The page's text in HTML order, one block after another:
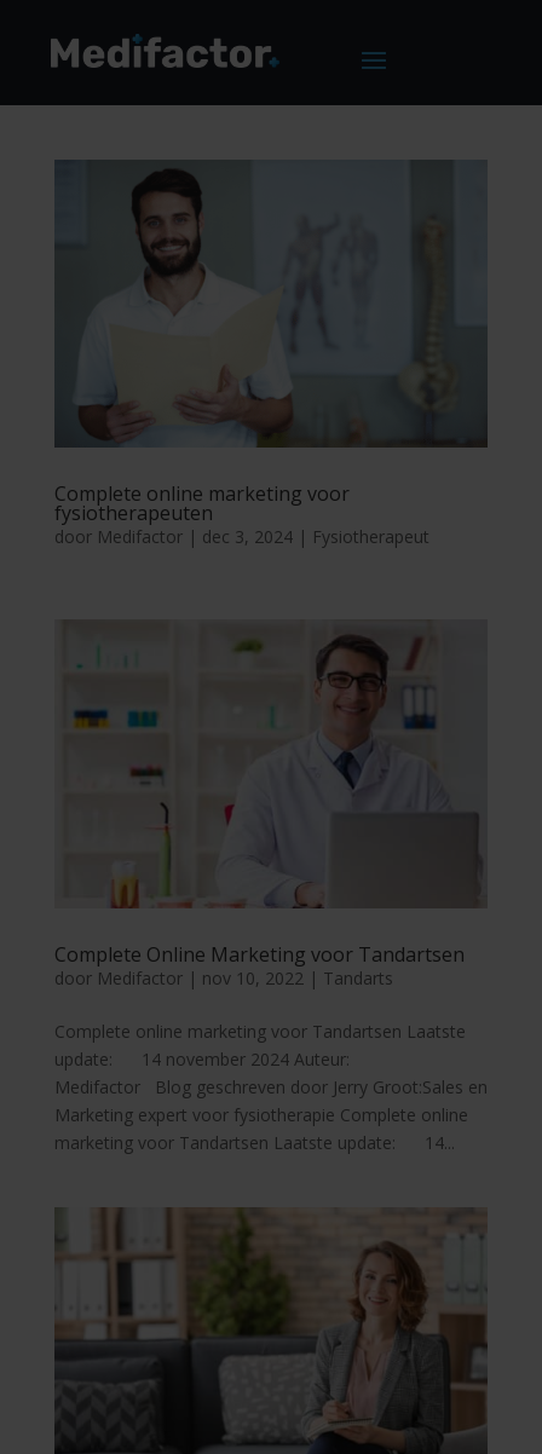
Complete online marketing voor
fysiotherapeuten
door Medifactor| dec 3, 2024| Fysiotherapeut
Complete Online Marketing voor Tandartsen
door Medifactor| nov 10, 2022| Tandarts
Complete online marketing voor Tandartsen Laatste
update: 14 november 2024 Auteur:
Medifactor Blog geschreven door Jerry Groot:Sales en
Marketing expert voor fysiotherapie Complete online
marketing voor Tandartsen Laatste update: 14...